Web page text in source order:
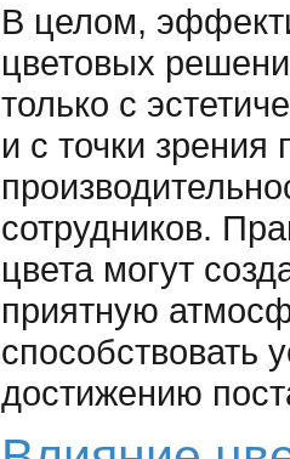
В целом,
цветовых
только с
и с точки
сотрудников.
цвета могут
приятную
способствовать
достижению